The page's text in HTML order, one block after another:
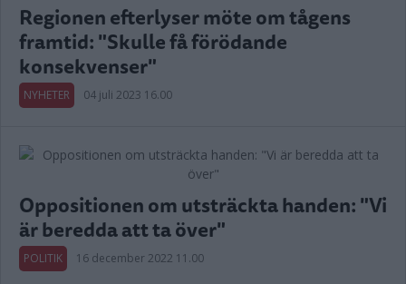
Regionen efterlyser möte om tågens
framtid: "Skulle få förödande
konsekvenser"
NYHETER 04 juli 2023 16.00
Oppositionen om utsträckta handen: "Vi
är beredda att ta över"
POLITIK 16 december 2022 11.00